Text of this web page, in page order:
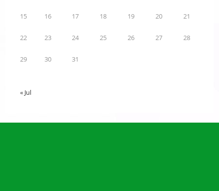
15 16 17 18 19 20 21
22 23 24 25 26 27 28
29 30 31
« Jul